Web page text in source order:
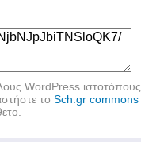
WordPress ιστοτόπους
το Sch.gr commons